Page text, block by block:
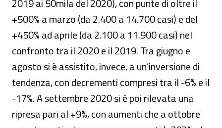
2019 ai 50mila del 2020), con punte di oltre il
+500% a marzo (da 2.400 a 14.700 casi) e del
+450% ad aprile (da 2.100 a 11.900 casi) nel
confronto tra il 2020 e il 2019. Tra giugno e
agosto si è assistito, invece, a un’inversione di
tendenza, con decrementi compresi tra il -6% e il
-17%. A settembre 2020 si è poi rilevata una
ripresa pari al +9%, con aumenti che a ottobre